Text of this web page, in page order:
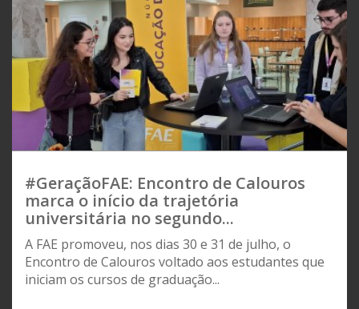
#GeraçãoFAE: Encontro de Calouros
marca o início da trajetória
universitária no segundo...
A FAE promoveu, nos dias 30 e 31 de julho, o
Encontro de Calouros voltado aos estudantes que
iniciam os cursos de graduação...